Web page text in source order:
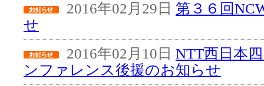
2016年02月29日 第３６回
せ
2016年02月10日 NTT西日本
ンファレンス後援のお知らせ